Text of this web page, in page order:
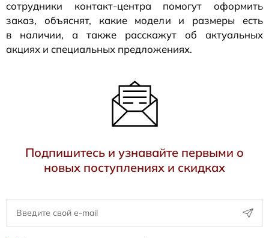
сотрудники контакт-центра помогут оформить
заказ, объяснят, какие модели и размеры есть
в наличии, а также расскажут об актуальных
акциях и специальных предложениях.
Подпишитесь и узнавайте первыми о
новых поступлениях и скидках